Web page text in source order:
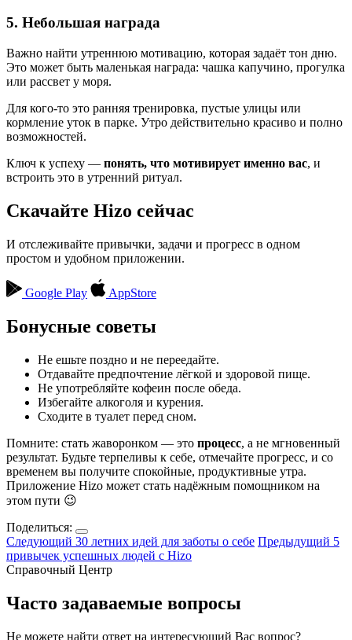
5. Небольшая награда
Важно найти утреннюю мотивацию, которая задаёт тон дню.
Это может быть маленькая награда: чашка капучино, прогулка
или рассвет у моря.
Для кого-то это ранняя тренировка, пустые улицы или
кормление уток в парке. Утро действительно красиво и полно
возможностей.
Ключ к успеху — понять, что мотивирует именно вас, и
встроить это в утренний ритуал.
Скачайте Hizo сейчас
И отслеживайте привычки, задачи и прогресс в одном
простом и удобном приложении.
Google Play AppStore
Бонусные советы
Не ешьте поздно и не переедайте.
Отдавайте предпочтение лёгкой и здоровой пище.
Не употребляйте кофеин после обеда.
Избегайте алкоголя и курения.
Сходите в туалет перед сном.
Помните: стать жаворонком — это процесс, а не мгновенный
результат. Будьте терпеливы к себе, отмечайте прогресс, и со
временем вы получите спокойные, продуктивные утра.
Приложение Hizo может стать надёжным помощником на
этом пути 😉
Поделиться:
Следующий 30 летних идей для заботы о себе Предыдущий 5
привычек успешных людей с Hizo
Справочный Центр
Часто задаваемые вопросы
Не можете найти ответ на интересующий Вас вопрос?